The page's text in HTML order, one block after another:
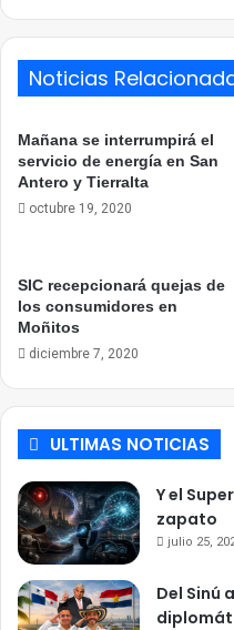
Noticias
Mañana se interrumpirá el
servicio de energía en San
Antero y Tierralta
octubre 19, 2020
SIC recepcionará quejas de
los consumidores en
Moñitos
diciembre 7, 2020
ULTIMAS NOTICIAS
Y el
zapato
julio 25,
Del Sinú